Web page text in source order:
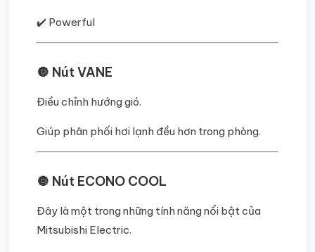
✔️ Powerful
🔘 Nút VANE
Điều chỉnh hướng gió.
Giúp phân phối hơi lạnh đều hơn trong phòng.
🔘 Nút ECONO COOL
Đây là một trong những tính năng nổi bật của
Mitsubishi Electric.